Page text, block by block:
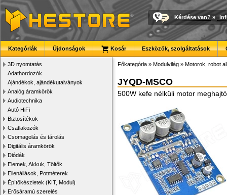
Kérdése van? »
Kategóriák Újdonságok Kosár Eszközök, szolgáltatások
3D nyomtatás
Adathordozók
Ajándékok, ajándékutalványok
Analóg áramkörök
Audiotechnika
Autó HiFi
Biztosítékok
Csatlakozók
Csomagolás és tárolás
Digitális áramkörök
Diódák
Elemek, Akkuk, Töltők
Ellenállások, Potméterek
Építőkészletek (KIT, Modul)
Erősáramú szerelés
Főkategória » Modulvilág » Motorok, robot
JYQD-MSCO
500W kefe nélküli motor